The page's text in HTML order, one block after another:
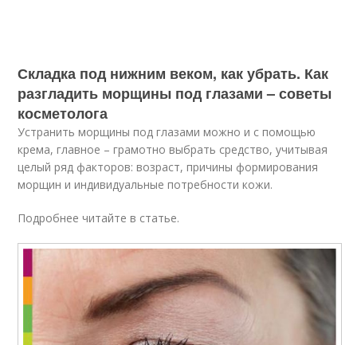
Складка под нижним веком, как убрать. Как
разгладить морщины под глазами – советы
косметолога
Устранить морщины под глазами можно и с помощью
крема, главное – грамотно выбрать средство, учитывая
целый ряд факторов: возраст, причины формирования
морщин и индивидуальные потребности кожи.
Подробнее читайте в статье.